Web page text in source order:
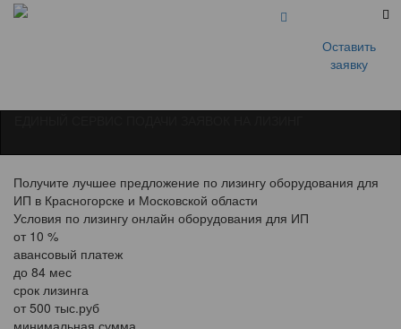
Оставить
заявку
Получите лучшее предложение по лизингу оборудования для
ИП в Красногорске и Московской области
Условия по лизингу онлайн оборудования для ИП
от 10 %
авансовый платеж
до 84 мес
срок лизинга
от 500 тыс.руб
минимальная сумма